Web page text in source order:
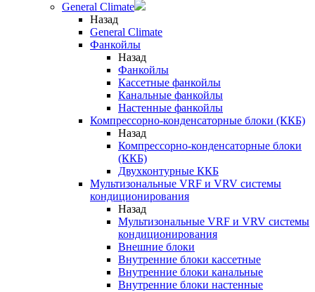
General Climate
Назад
General Climate
Фанкойлы
Назад
Фанкойлы
Кассетные фанкойлы
Канальные фанкойлы
Настенные фанкойлы
Компрессорно-конденсаторные блоки (ККБ)
Назад
Компрессорно-конденсаторные блоки
(ККБ)
Двухконтурные ККБ
Мультизональные VRF и VRV системы
кондиционирования
Назад
Мультизональные VRF и VRV системы
кондиционирования
Внешние блоки
Внутренние блоки кассетные
Внутренние блоки канальные
Внутренние блоки настенные